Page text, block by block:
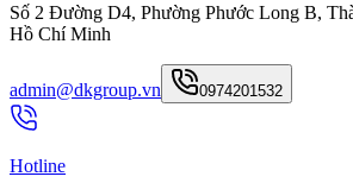
Số 2 Đường D4, Phường Phước Long B,
Hồ Chí Minh
admin@dkgroup.vn 0974201532
Hotline